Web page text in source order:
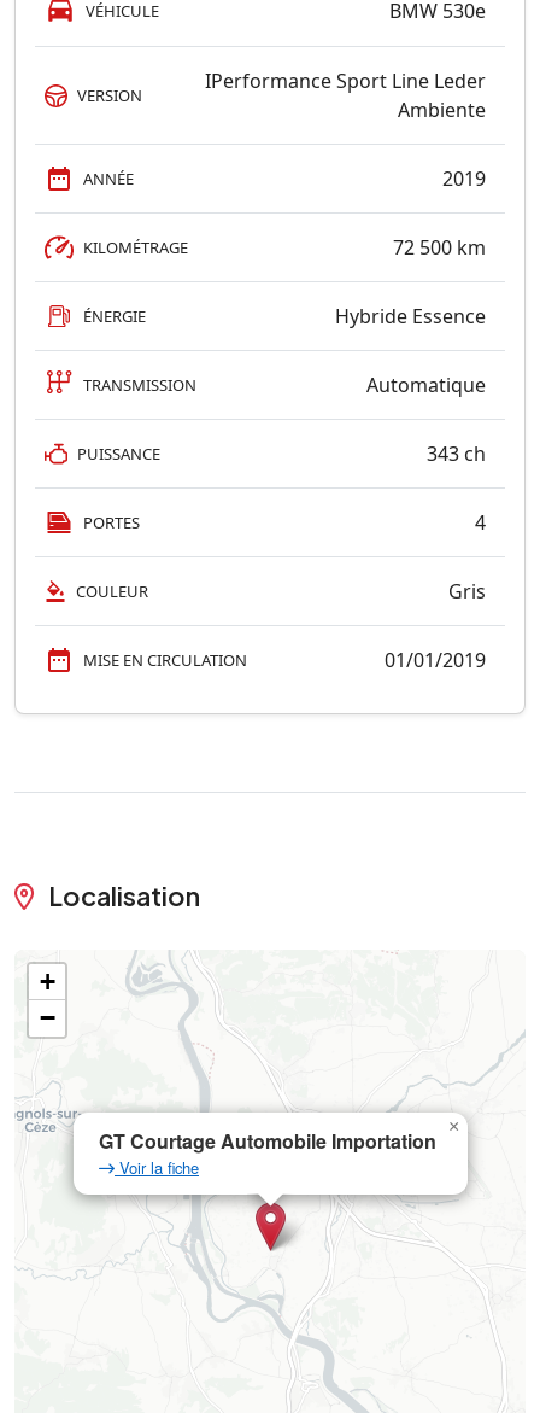
VÉHICULE BMW 530e
VERSION
IPerformance Sport Line Leder
Ambiente
ANNÉE 2019
KILOMÉTRAGE 72 500 km
ÉNERGIE Hybride Essence
TRANSMISSION Automatique
PUISSANCE 343 ch
PORTES 4
COULEUR Gris
MISE EN CIRCULATION 01/01/2019
Localisation
GT Courtage Automobile Importation
Voir la fiche
×
+
−